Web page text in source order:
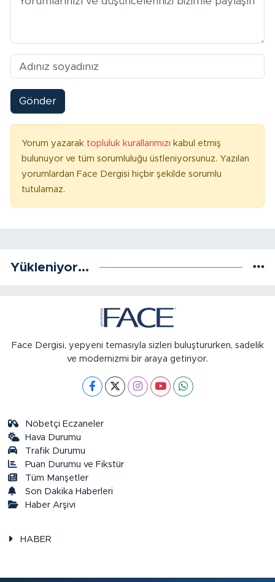
Gönder
Yorum yazarak topluluk kurallarımızı kabul etmiş
bulunuyor ve tüm sorumluluğu üstleniyorsunuz. Yazılan
yorumlardan Face Dergisi hiçbir şekilde sorumlu
tutulamaz.
Yükleniyor...
Face Dergisi, yepyeni temasıyla sizleri buluştururken, sadelik
ve modernizmi bir araya getiriyor.
Nöbetçi Eczaneler
Hava Durumu
Trafik Durumu
Puan Durumu ve Fikstür
Tüm Manşetler
Son Dakika Haberleri
Haber Arşivi
HABER